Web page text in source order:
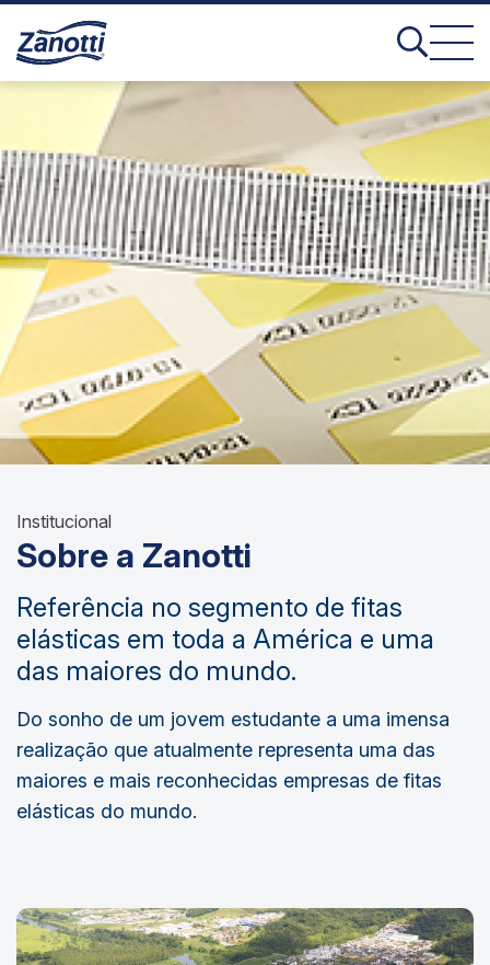
Institucional
Sobre a Zanotti
Referência no segmento de fitas
elásticas em toda a América e uma
das maiores do mundo.
Do sonho de um jovem estudante a uma imensa
realização que atualmente representa uma das
maiores e mais reconhecidas empresas de fitas
elásticas do mundo.